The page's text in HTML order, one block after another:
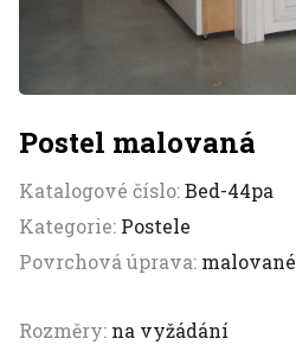
Postel malovaná
Katalogové číslo:Bed-44pa
Kategorie: Postele
Povrchová úprava: malované
Rozměry: na vyžádání